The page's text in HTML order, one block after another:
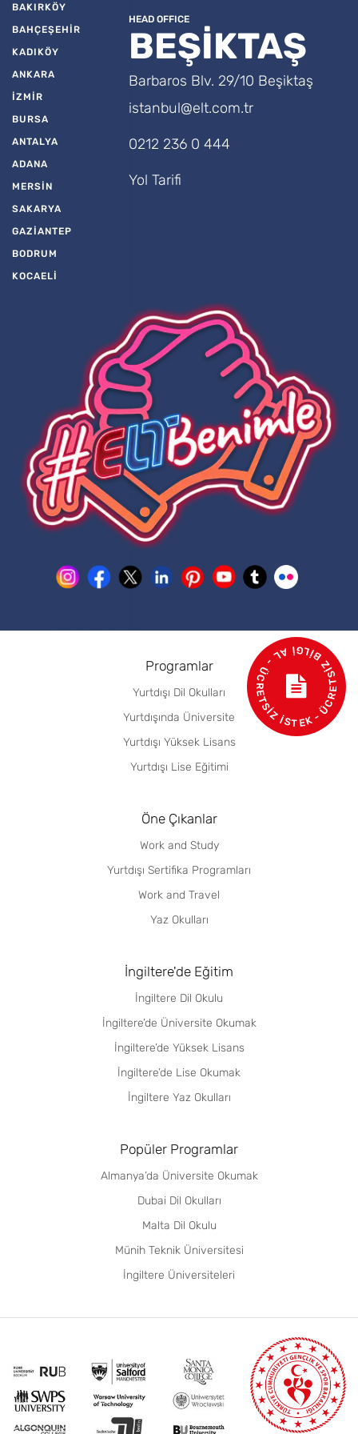
BAKIRKÖY
BAHÇEŞEHİR
KADIKÖY
ANKARA
İZMİR
BURSA
ANTALYA
ADANA
MERSİN
SAKARYA
GAZİANTEP
BODRUM
KOCAELİ
HEAD OFFICE
BEŞİKTAŞ
Barbaros Blv. 29/10 Beşiktaş
istanbul@elt.com.tr
0212 236 0 444
Yol Tarifi
Programlar
Yurtdışı Dil Okulları
Yurtdışında Üniversite
Yurtdışı Yüksek Lisans
Yurtdışı Lise Eğitimi
Öne Çıkanlar
Work and Study
Yurtdışı Sertifika Programları
Work and Travel
Yaz Okulları
İngiltere'de Eğitim
İngiltere Dil Okulu
İngiltere’de Üniversite Okumak
İngiltere’de Yüksek Lisans
İngiltere’de Lise Okumak
İngiltere Yaz Okulları
Popüler Programlar
Almanya’da Üniversite Okumak
Dubai Dil Okulları
Malta Dil Okulu
Münih Teknik Üniversitesi
İngiltere Üniversiteleri
- ÜCRETSİZ BİLGİ AL - ÜCRETSİZ İSTEK